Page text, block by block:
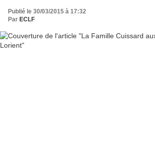
Publié le 30/03/2015 à 17:32
Par ECLF